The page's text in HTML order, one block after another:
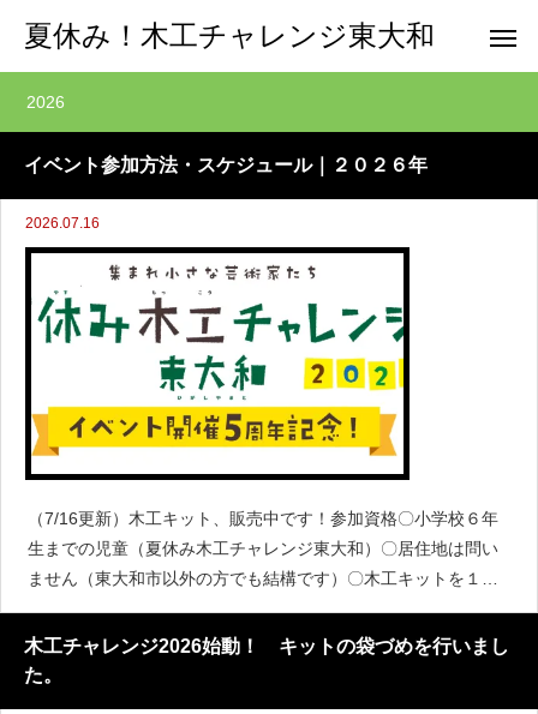
夏休み！木工チャレンジ東大和
2026
イベント参加方法・スケジュール｜２０２６年
2026.07.16
（7/16更新）木工キット、販売中です！参加資格〇小学校６年
生までの児童（夏休み木工チャレンジ東大和）〇居住地は問い
ません（東大和市以外の方でも結構です）〇木工キットを１つ
以上、ご購入し作品に使用してください。出展
木工チャレンジ2026始動！ キットの袋づめを行いまし
た。